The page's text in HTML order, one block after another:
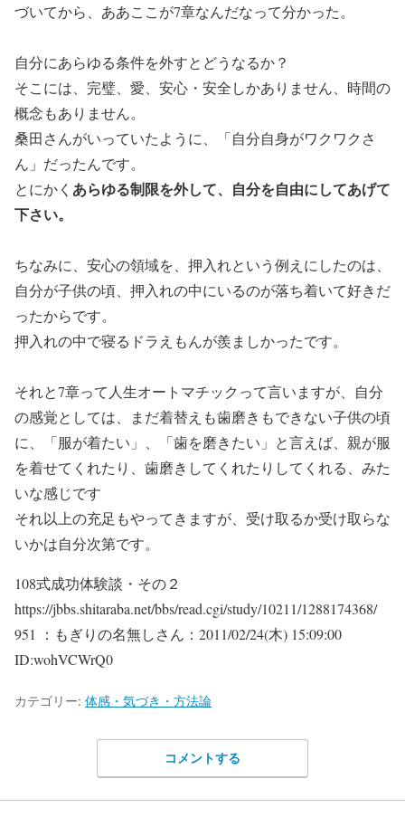
づいてから、ああここが7章なんだなって分かった。
自分にあらゆる条件を外すとどうなるか？
そこには、完璧、愛、安心・安全しかありません、時間の
概念もありません。
桑田さんがいっていたように、「自分自身がワクワクさ
ん」だったんです。
とにかく あらゆる制限を外して、自分を自由にしてあげて
下さい。
ちなみに、安心の領域を、押入れという例えにしたのは、
自分が子供の頃、押入れの中にいるのが落ち着いて好きだ
ったからです。
押入れの中で寝るドラえもんが羨ましかったです。
それと7章って人生オートマチックって言いますが、自分
の感覚としては、まだ着替えも歯磨きもできない子供の頃
に、「服が着たい」、「歯を磨きたい」と言えば、親が服
を着せてくれたり、歯磨きしてくれたりしてくれる、みた
いな感じです
それ以上の充足もやってきますが、受け取るか受け取らな
いかは自分次第です。
108式成功体験談・その２
https://jbbs.shitaraba.net/bbs/read.cgi/study/10211/1288174368/
951 ：もぎりの名無しさん：2011/02/24(木) 15:09:00
ID:wohVCWrQ0
カテゴリー: 体感・気づき・方法論
コメントする